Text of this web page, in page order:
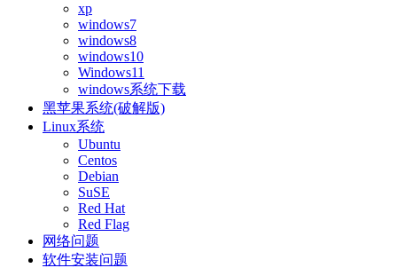
xp
windows7
windows8
windows10
Windows11
windows系统下载
黑苹果系统(破解版)
Linux系统
Ubuntu
Centos
Debian
SuSE
Red Hat
Red Flag
网络问题
软件安装问题